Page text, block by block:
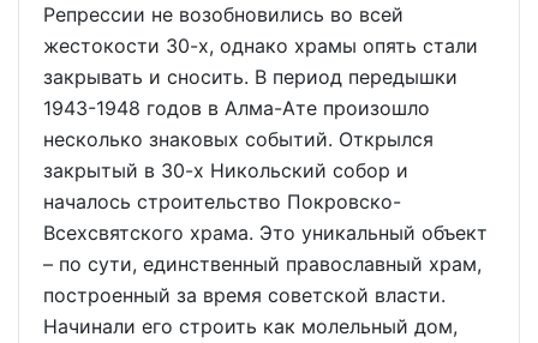
Репрессии не возобновились во всей
жестокости 30-х, однако храмы опять стали
закрывать и сносить. В период передышки
1943-1948 годов в Алма-Ате произошло
несколько знаковых событий. Открылся
закрытый в 30-х Никольский собор и
началось строительство Покровско-
Всехсвятского храма. Это уникальный объект
– по сути, единственный православный храм,
построенный за время советской власти.
Начинали его строить как молельный дом,